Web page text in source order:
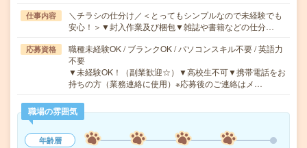
仕事内容
＼チラシの仕分け／＜とってもシンプルなので未経験でも
安心！＞▼封入作業及び梱包▼雑誌や書籍などの仕分…
応募資格
職種未経験OK / ブランクOK / パソコンスキル不要 / 英語力
不要
▼未経験OK！（副業歓迎☆）▼高校生不可▼携帯電話をお
持ちの方（業務連絡に使用）※応募後のご連絡はメ…
職場の雰囲気
年齢層